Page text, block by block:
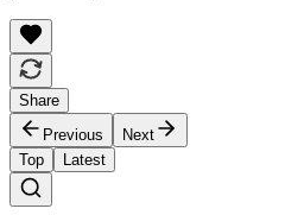
Share
Previous
Next
Top
Latest